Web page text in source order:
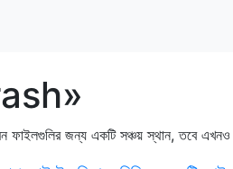
ফাইলগুলির জন্য একটি সঞ্চয় স্থান, তবে এখনও